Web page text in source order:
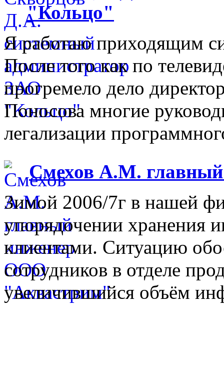
"Кольцо"
Я работаю приходящим
После того как по
прогремело дело
Поносова многие
легализации
Смехов А.М.
Зимой 2006/7г в нашей
упорядочении хранения
клиентами. Ситуацию
сотрудников в отделе
увеличившийся объём